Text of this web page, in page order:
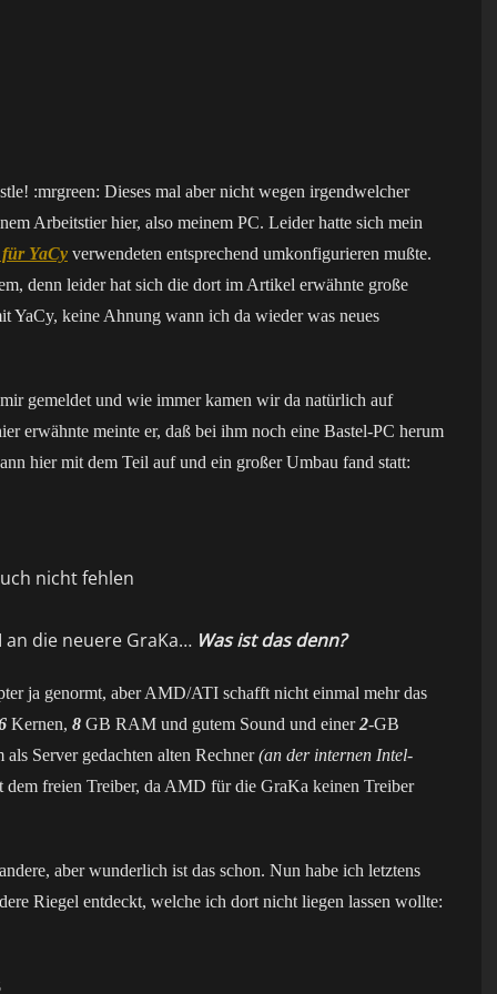
:mrgreen: Dieses mal aber nicht wegen irgendwelcher
Arbeitstier hier, also meinem PC. Leider hatte sich mein
YaCy verwendeten entsprechend umkonfigurieren mußte.
denn leider hat sich die dort im Artikel erwähnte große
YaCy, keine Ahnung wann ich da wieder was neues
gemeldet und wie immer kamen wir da natürlich auf
erwähnte meinte er, daß bei ihm noch eine Bastel-PC herum
hier mit dem Teil auf und ein großer Umbau fand statt:
nicht fehlen
die neuere GraKa… Was ist das denn?
ja genormt, aber AMD/ATI schafft nicht einmal mehr das
Kernen, 8 GB RAM und gutem Sound und einer2-GB
als Server gedachten alten Rechner(an der internen Intel-
freien Treiber, da AMD für die GraKa keinen Treiber
aber wunderlich ist das schon. Nun habe ich letztens
Riegel entdeckt, welche ich dort nicht liegen lassen wollte: